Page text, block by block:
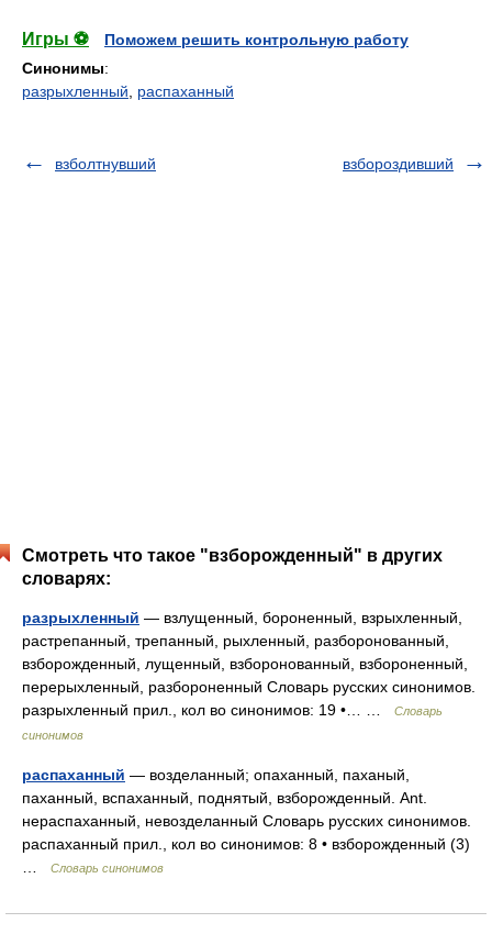
Игры ⚽
Поможем решить контрольную работу
Синонимы:
разрыхленный
распаханный
взболтнувший взбороздивший
Смотреть что такое "взборожденный" в других
словарях:
разрыхленный — взлущенный, бороненный, взрыхленный,
растрепанный, трепанный, рыхленный, разборонованный,
взборожденный, лущенный, взборонованный, взбороненный,
перерыхленный, разбороненный Словарь русских синонимов.
разрыхленный прил., кол во синонимов: 19 •… …
Словарь
синонимов
распаханный — возделанный; опаханный, паханый,
паханный, вспаханный, поднятый, взборожденный. Ant.
нераспаханный, невозделанный Словарь русских синонимов.
распаханный прил., кол во синонимов: 8 • взборожденный (3)
Словарь синонимов